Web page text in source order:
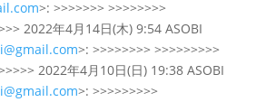
>: >>>>>>> >>>>>>>>
2022年4月14日(木) 9:54 ASOBI
>: >>>>>>>> >>>>>>>>>
2022年4月10日(日) 19:38 ASOBI
>: >>>>>>>>>